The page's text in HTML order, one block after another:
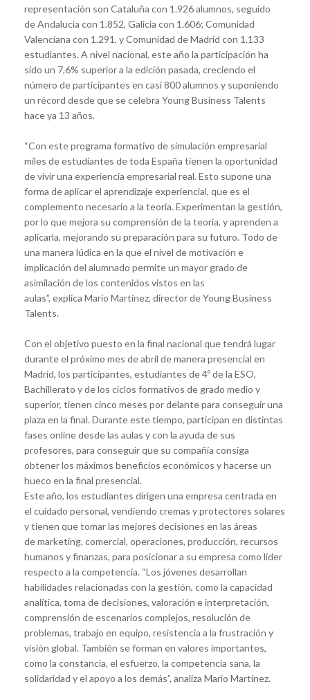
representación son Cataluña con 1.926 alumnos, seguido
de Andalucía con 1.852, Galicia con 1.606; Comunidad
Valenciana con 1.291, y Comunidad de Madrid con 1.133
estudiantes. A nivel nacional, este año la participación ha
sido un 7,6% superior a la edición pasada, creciendo el
número de participantes en casi 800 alumnos y suponiendo
un récord desde que se celebra Young Business Talents
hace ya 13 años.
“Con este programa formativo de simulación empresarial
miles de estudiantes de toda España tienen la oportunidad
de vivir una experiencia empresarial real. Esto supone una
forma de aplicar el aprendizaje experiencial, que es el
complemento necesario a la teoría. Experimentan la gestión,
por lo que mejora su comprensión de la teoría, y aprenden a
aplicarla, mejorando su preparación para su futuro. Todo de
una manera lúdica en la que el nivel de motivación e
implicación del alumnado permite un mayor grado de
asimilación de los contenidos vistos en las
aulas”, explica Mario Martínez, director de Young Business
Talents.
Con el objetivo puesto en la final nacional que tendrá lugar
durante el próximo mes de abril de manera presencial en
Madrid, los participantes, estudiantes de 4º de la ESO,
Bachillerato y de los ciclos formativos de grado medio y
superior, tienen cinco meses por delante para conseguir una
plaza en la final. Durante este tiempo, participan en distintas
fases online desde las aulas y con la ayuda de sus
profesores, para conseguir que su compañía consiga
obtener los máximos beneficios económicos y hacerse un
hueco en la final presencial.
Este año, los estudiantes dirigen una empresa centrada en
el cuidado personal, vendiendo cremas y protectores solares
y tienen que tomar las mejores decisiones en las áreas
de marketing, comercial, operaciones, producción, recursos
humanos y finanzas, para posicionar a su empresa como líder
respecto a la competencia. “Los jóvenes desarrollan
habilidades relacionadas con la gestión, como la capacidad
analítica, toma de decisiones, valoración e interpretación,
comprensión de escenarios complejos, resolución de
problemas, trabajo en equipo, resistencia a la frustración y
visión global. También se forman en valores importantes,
como la constancia, el esfuerzo, la competencia sana, la
solidaridad y el apoyo a los demás”, analiza Mario Martínez.